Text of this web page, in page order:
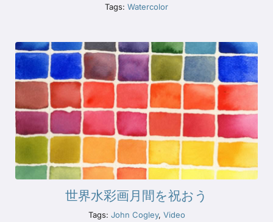
Tags: Watercolor
世界水彩画月間を祝おう
Tags: John Cogley, Video